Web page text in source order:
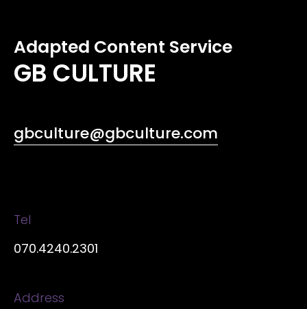
Adapted Content Service
GB CULTURE
gbculture@gbculture.com
Tel
070.4240.2301
Address